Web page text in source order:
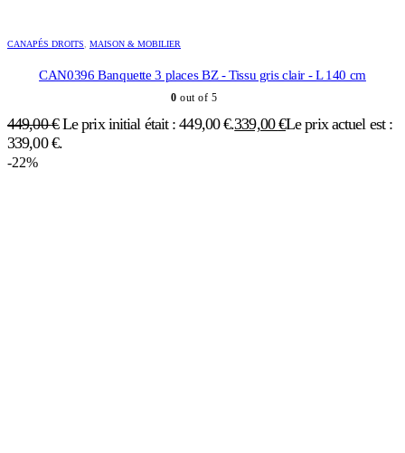
CANAPÉS DROITS MAISON & MOBILIER
CAN0396 Banquette 3 places BZ - Tissu gris clair - L 140 cm
0 out of 5
449,00€ Le prix initial était : 449,00 €.339,00€Le prix actuel est :
339,00 €.
-22%